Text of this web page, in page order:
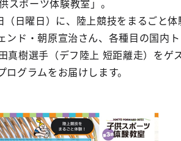
スポーツ体験教室」。
日曜日）に、陸上競技をまるごと
ド・朝原宣治さん、各種目の国内
樹選手（デフ陸上 短距離走）をゲ
グラムをお届けします。